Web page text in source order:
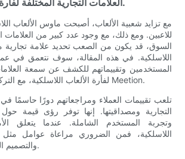
العلامات التجارية المختلفة لفأرة الألعاب اللاسلكية.
مع تزايد شعبية الألعاب، أصبحت ماوس الألعاب
للاعبين. ومع ذلك، مع وجود عدد كبير من العلامات
السوق، قد يكون من الصعب تحديد علامة تجارية
اللاسلكية. في هذه المقالة، سوف نتعمق في
المستخدمين وتقييماتهم للكشف عن سمعة
لفأرة الألعاب اللاسلكية، مع التركيز بشكل خاص على Meetion.
تلعب تقييمات العملاء ومراجعاتهم دورًا حاسمًا
التجارية ومصداقيتها. إنها توفر رؤى قيمة حول
وتجربة المستخدم الشاملة. عندما يتعلق
اللاسلكية، فمن الضروري مراعاة عوامل مثل
والتصميم المريح وعمر البطارية.